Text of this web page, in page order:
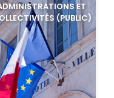
ET
(PUBLIC)